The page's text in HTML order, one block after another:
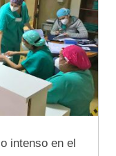
intenso en el